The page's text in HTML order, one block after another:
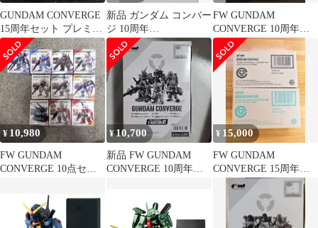
GUNDAM CONVERGE
15周年セット プレミア
ムバンダイ限定
新品 ガンダム コンバー
ジ 10周年
♯SELECTION 01 ギャ
ン
FW GUNDAM
CONVERGE 10周年
♯SELECTION 03
¥ 10,980
FW GUNDAM
CONVERGE 10点セッ
¥10,700
新品 FW GUNDAM
CONVERGE 10周年
¥ 15,000
FW GUNDAM
CONVERGE 15周年
CENTURY